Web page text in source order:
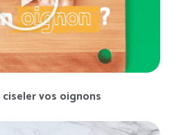
vos oignons